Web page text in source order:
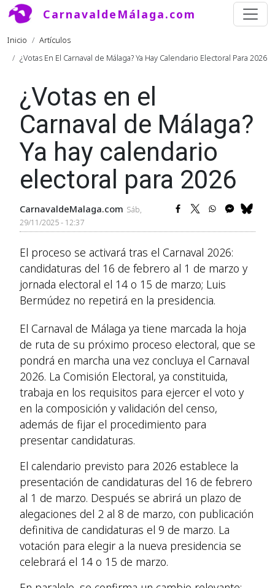
Pasar al contenido principal
CarnavaldeMálaga.com
Inicio
Artículos
¿Votas En El Carnaval de Málaga? Ya Hay Calendario Electoral Para 2026
¿Votas en el
Carnaval de Málaga?
Ya hay calendario
electoral para 2026
CarnavaldeMalaga.com Sáb,
29/11/2025 - 12:37
El proceso se activará tras el Carnaval 2026:
candidaturas del 16 de febrero al 1 de marzo y
jornada electoral el 14 o 15 de marzo; Luis
Bermúdez no repetirá en la presidencia.
El Carnaval de Málaga ya tiene marcada la hoja
de ruta de su próximo proceso electoral, que se
pondrá en marcha una vez concluya el Carnaval
2026. La Comisión Electoral, ya constituida,
trabaja en los requisitos para ejercer el voto y
en la composición y validación del censo,
además de fijar el procedimiento para
presentar candidaturas.
El calendario previsto para 2026 establece la
presentación de candidaturas del 16 de febrero
al 1 de marzo. Después se abrirá un plazo de
alegaciones del 2 al 8 de marzo, con publicación
definitiva de candidaturas el 9 de marzo. La
votación para elegir a la nueva presidencia se
celebrará el 14 o 15 de marzo.